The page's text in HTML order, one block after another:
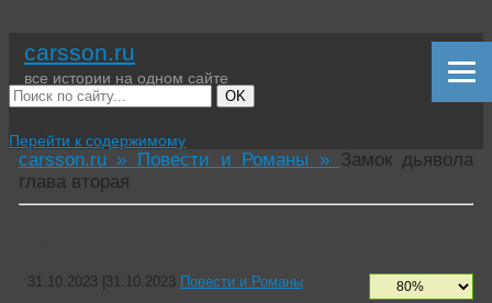
carsson.ru
все истории на одном сайте
OK
Перейти к содержимому
carsson.ru » Повести и Романы » Замок дьявола
глава вторая
31.10.2023 |31.10.2023 Повести и Романы